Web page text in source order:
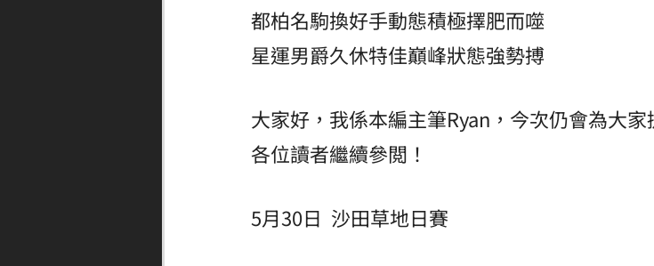
都柏名駒換好手動態積極擇肥而噬
星運男爵久休特佳巔峰狀態強勢搏
大家好，我係本編主筆Ryan，今次仍會為大
各位讀者繼續參閲！
5月30日  沙田草地日賽